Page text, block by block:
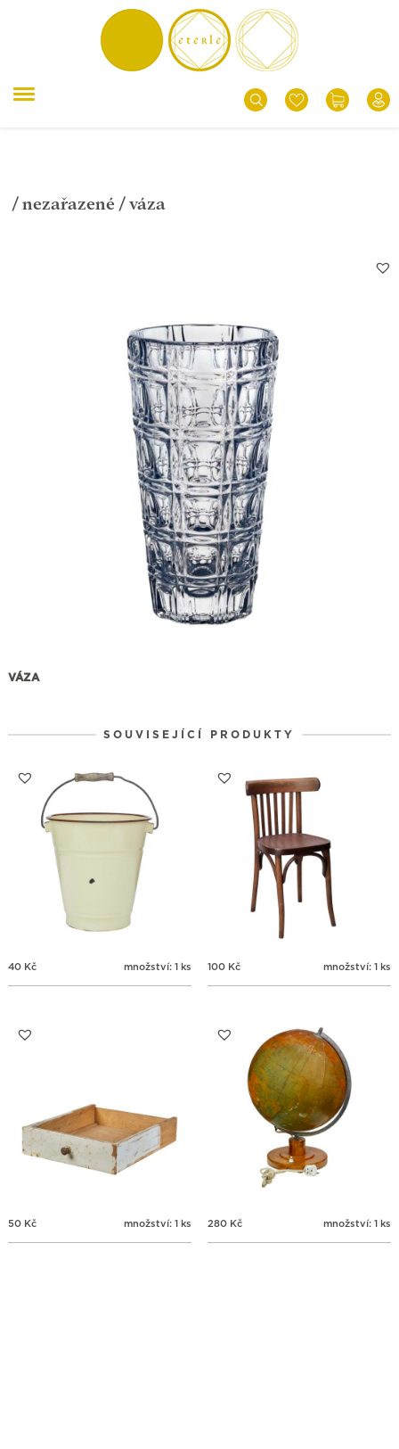
/ nezařazené / váza
VÁZA
SOUVISEJÍCÍ PRODUKTY
40 Kč množství: 1 ks 100 Kč množství: 1 ks
50 Kč množství: 1 ks 280 Kč množství: 1 ks